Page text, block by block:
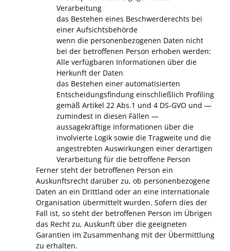
Verarbeitung
das Bestehen eines Beschwerderechts bei
einer Aufsichtsbehörde
wenn die personenbezogenen Daten nicht
bei der betroffenen Person erhoben werden:
Alle verfügbaren Informationen über die
Herkunft der Daten
das Bestehen einer automatisierten
Entscheidungsfindung einschließlich Profiling
gemäß Artikel 22 Abs.1 und 4 DS-GVO und —
zumindest in diesen Fällen —
aussagekräftige Informationen über die
involvierte Logik sowie die Tragweite und die
angestrebten Auswirkungen einer derartigen
Verarbeitung für die betroffene Person
Ferner steht der betroffenen Person ein
Auskunftsrecht darüber zu, ob personenbezogene
Daten an ein Drittland oder an eine internationale
Organisation übermittelt wurden. Sofern dies der
Fall ist, so steht der betroffenen Person im Übrigen
das Recht zu, Auskunft über die geeigneten
Garantien im Zusammenhang mit der Übermittlung
zu erhalten.